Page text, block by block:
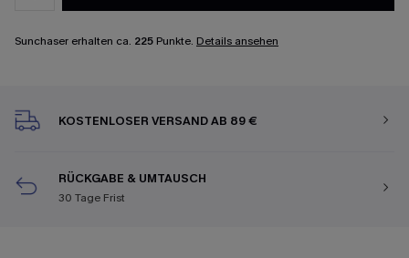
Sunchaser erhalten ca. 225 Punkte. Details ansehen
KOSTENLOSER VERSAND AB 89 €
RÜCKGABE & UMTAUSCH
30 Tage Frist